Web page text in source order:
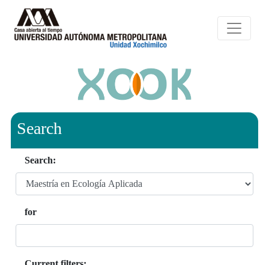
Search
Search:
for